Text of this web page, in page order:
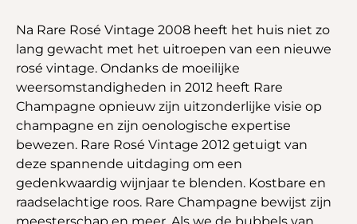
Na Rare Rosé Vintage 2008 heeft het huis niet zo
lang gewacht met het uitroepen van een nieuwe
rosé vintage. Ondanks de moeilijke
weersomstandigheden in 2012 heeft Rare
Champagne opnieuw zijn uitzonderlijke visie op
champagne en zijn oenologische expertise
bewezen. Rare Rosé Vintage 2012 getuigt van
deze spannende uitdaging om een
gedenkwaardig wijnjaar te blenden. Kostbare en
raadselachtige roos. Rare Champagne bewijst zijn